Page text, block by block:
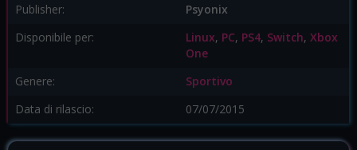
Publisher:
Psyonix
Disponibile per:
Linux, PC, PS4, Switch, Xbox
One
Genere:
Sportivo
Data di rilascio:
07/07/2015